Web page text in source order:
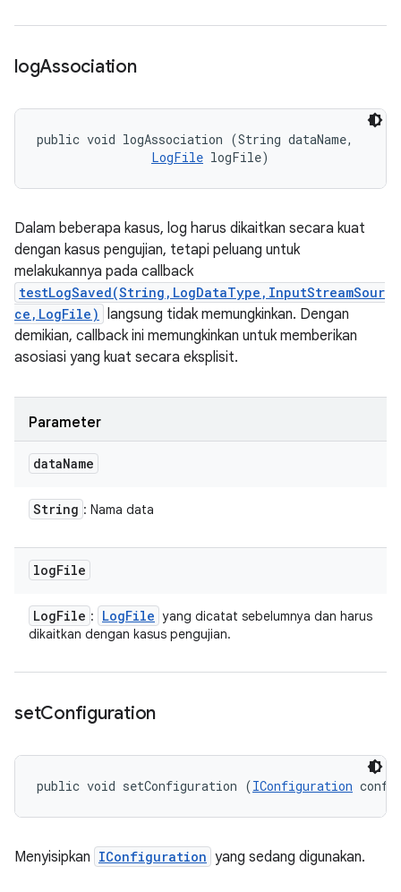
logAssociation
public void logAssociation (String dataName,
LogFile logFile)
Dalam beberapa kasus, log harus dikaitkan secara kuat
dengan kasus pengujian, tetapi peluang untuk
melakukannya pada callback
testLogSaved(String,LogDataType,InputStreamSour
ce,LogFile) langsung tidak memungkinkan. Dengan
demikian, callback ini memungkinkan untuk memberikan
asosiasi yang kuat secara eksplisit.
Parameter
dataName
String : Nama data
logFile
LogFile : LogFile yang dicatat sebelumnya dan harus
dikaitkan dengan kasus pengujian.
setConfiguration
public void setConfiguration (IConfiguration
Menyisipkan IConfiguration yang sedang digunakan.